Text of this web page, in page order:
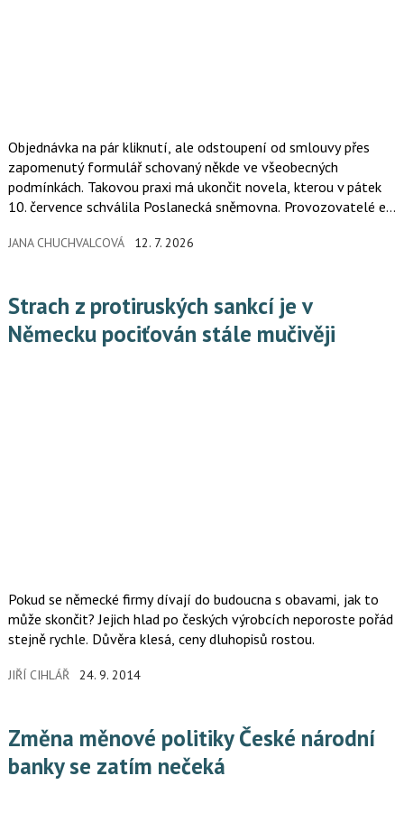
Objednávka na pár kliknutí, ale odstoupení od smlouvy přes
zapomenutý formulář schovaný někde ve všeobecných
podmínkách. Takovou praxi má ukončit novela, kterou v pátek
10. července schválila Poslanecká sněmovna. Provozovatelé e-
nabídnout zvláštní tlačítko pro odstoupení od smlouvy. Za
JANA CHUCHVALCOVÁ 12. 7. 2026
Strach z protiruských sankcí je v
Německu pociťován stále mučivěji
Pokud se německé firmy dívají do budoucna s obavami, jak to
může skončit? Jejich hlad po českých výrobcích neporoste pořád
stejně rychle. Důvěra klesá, ceny dluhopisů rostou.
JIŘÍ CIHLÁŘ 24. 9. 2014
Změna měnové politiky České národní
banky se zatím nečeká